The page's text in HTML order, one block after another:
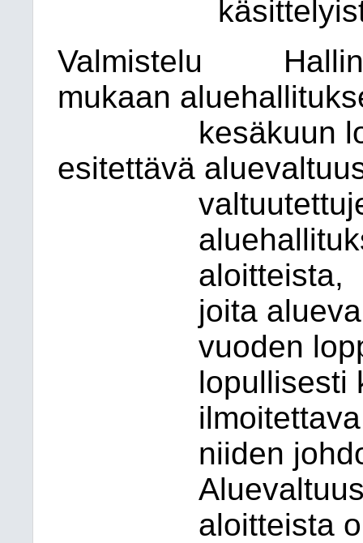
Valmistelu
mukaan
kesäkuun
esitettävä
aloitteista,
joita
vuoden
lopullisesti
niiden
aloitteista